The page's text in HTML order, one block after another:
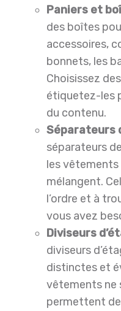
Paniers et
des boîtes
accessoires,
bonnets, les
Choisissez
étiquetez-les
du contenu.
Séparateurs
séparateurs
les vêtements
mélangent.
l’ordre et à
vous avez
Diviseurs
diviseurs
distinctes et
vêtements ne
permettent